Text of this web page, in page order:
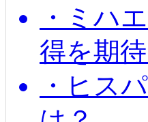
・ミハ
得を期
・ヒス